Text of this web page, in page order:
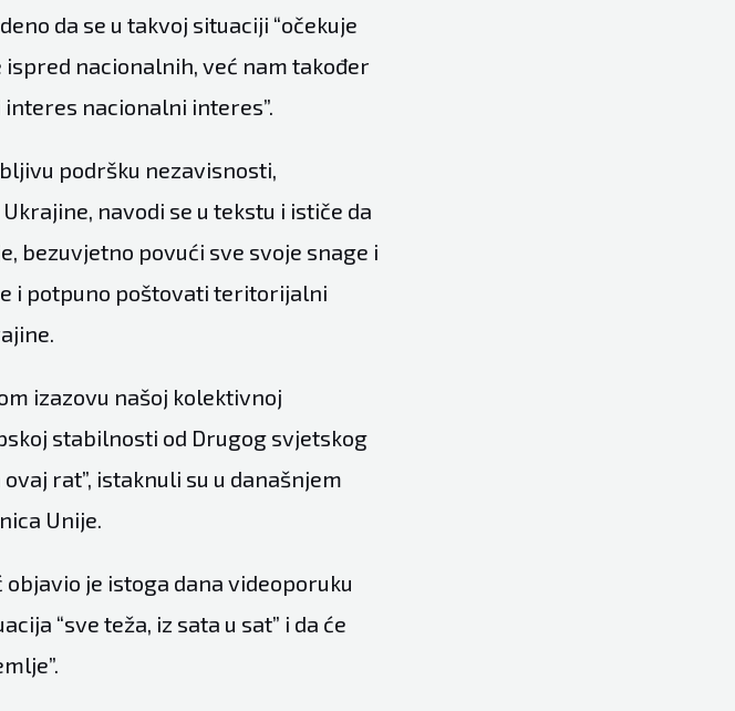
da se u takvoj situaciji “očekuje
nacionalnih, već nam također
nacionalni interes”.
podršku nezavisnosti,
navodi se u tekstu i ističe da
bezuvjetno povući sve svoje snage i
i potpuno poštovati teritorijalni
izazovu našoj kolektivnoj
stabilnosti od Drugog svjetskog
rat”, istaknuli su u današnjem
Unije.
je istoga dana videoporuku
“sve teža, iz sata u sat” i da će